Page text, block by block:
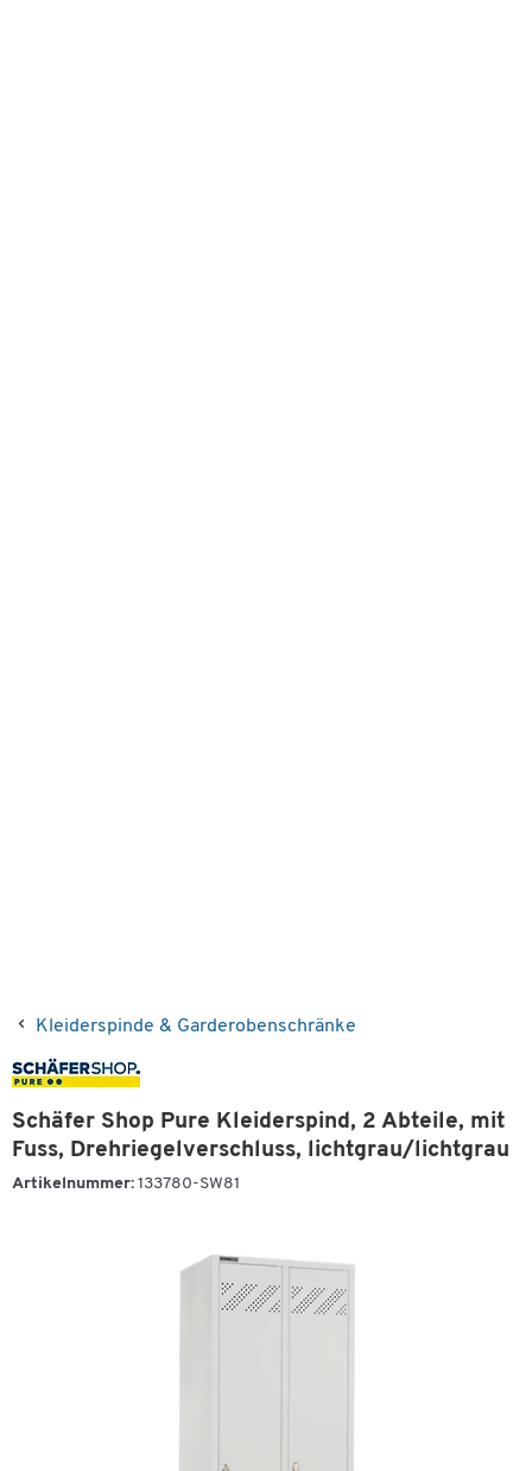
Kleiderspinde & Garderobenschränke
Schäfer Shop Pure Kleiderspind, 2 Abteile, mit
Fuss, Drehriegelverschluss, lichtgrau/lichtgrau
Artikelnummer: 133780-SW81